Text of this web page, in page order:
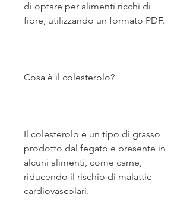
di optare per alimenti ricchi di
fibre, utilizzando un formato PDF.
Cosa è il colesterolo?
Il colesterolo è un tipo di grasso
prodotto dal fegato e presente in
alcuni alimenti, come carne,
riducendo il rischio di malattie
cardiovascolari.